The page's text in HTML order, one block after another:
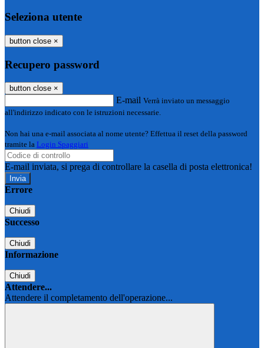
Seleziona utente
button close ×
Recupero password
button close ×
E-mail Verrà inviato un messaggio
all'indirizzo indicato con le istruzioni necessarie.
Non hai una e-mail associata al nome utente? Effettua il reset della password
tramite la Login Spaggiari
E-mail inviata, si prega di controllare la casella di posta elettronica!
Errore
Chiudi
Successo
Chiudi
Informazione
Chiudi
Attendere...
Attendere il completamento dell'operazione...